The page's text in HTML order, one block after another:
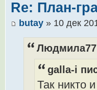
Re: План-
butay » 10 дек
Людмила77
galla-i
Так никто